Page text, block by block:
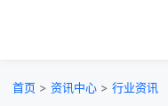
首页 > 资讯中心 > 行业资讯